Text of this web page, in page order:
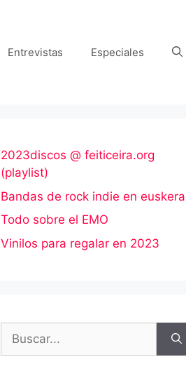
Entrevistas Especiales
2023discos @ feiticeira.org
(playlist)
Bandas de rock indie en euskera
Todo sobre el EMO
Vinilos para regalar en 2023